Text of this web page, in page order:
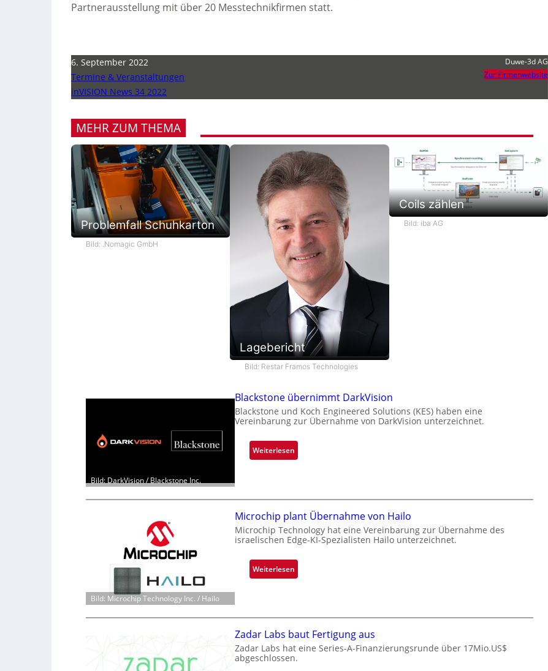
Partnerausstellung mit über 20 Messtechnikfirmen statt.
6. September 2022
Termine & Veranstaltungen
inVISION News 34 2022
Duwe-3d AG
Zur Firmenwebsite
MEHR ZUM THEMA
Problemfall Schuhkarton
Bild: .Nomagic GmbH
Lagebericht
Bild: Restar Framos Technologies
Coils zählen
Bild: iba AG
Bild: DarkVision / Blackstone Inc.
Blackstone übernimmt DarkVision
Blackstone und Koch Engineered Solutions (KES) haben eine
Vereinbarung zur Übernahme von DarkVision unterzeichnet.
Weiterlesen
B
c
k
s
t
e
e
i
Bild: Microchip Technology Inc. / Hailo
Microchip plant Übernahme von Hailo
Microchip Technology hat eine Vereinbarung zur Übernahme des
israelischen Edge-KI-Spezialisten Hailo unterzeichnet.
Weiterlesen
M
r
o
c
h
Zadar Labs baut Fertigung aus
Zadar Labs hat eine Series-A-Finanzierungsrunde über 17Mio.US$
abgeschlossen.